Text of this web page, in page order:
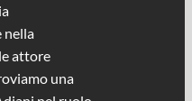
nella
attore
una